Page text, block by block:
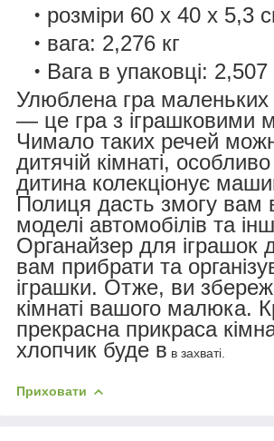
розміри 60 x 40 x 5,3
вага: 2,276 кг
Вага в упаковці: 2,507
Улюблена гра маленьких
— це гра з іграшковими
Чимало таких речей
дитячій кімнаті,
дитина колекціонує
Полиця дасть змогу вам
моделі автомобілів та
Органайзер для іграшок
вам прибрати та
іграшки. Отже, ви
кімнаті вашого малюка.
прекрасна прикраса
хлопчик буде в в захваті.
Приховати